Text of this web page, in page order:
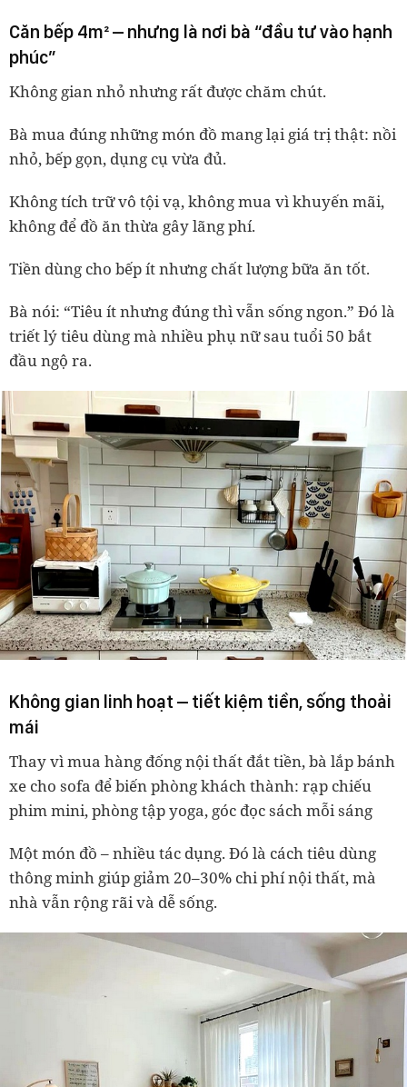
Căn bếp 4m² – nhưng là nơi bà “đầu tư vào hạnh
phúc”
Không gian nhỏ nhưng rất được chăm chút.
Bà mua đúng những món đồ mang lại giá trị thật: nồi
nhỏ, bếp gọn, dụng cụ vừa đủ.
Không tích trữ vô tội vạ, không mua vì khuyến mãi,
không để đồ ăn thừa gây lãng phí.
Tiền dùng cho bếp ít nhưng chất lượng bữa ăn tốt.
Bà nói: “Tiêu ít nhưng đúng thì vẫn sống ngon.” Đó là
triết lý tiêu dùng mà nhiều phụ nữ sau tuổi 50 bắt
đầu ngộ ra.
Không gian linh hoạt – tiết kiệm tiền, sống thoải
mái
Thay vì mua hàng đống nội thất đắt tiền, bà lắp bánh
xe cho sofa để biến phòng khách thành: rạp chiếu
phim mini, phòng tập yoga, góc đọc sách mỗi sáng
Một món đồ – nhiều tác dụng. Đó là cách tiêu dùng
thông minh giúp giảm20–30% chi phí nội thất, mà
nhà vẫn rộng rãi và dễ sống.